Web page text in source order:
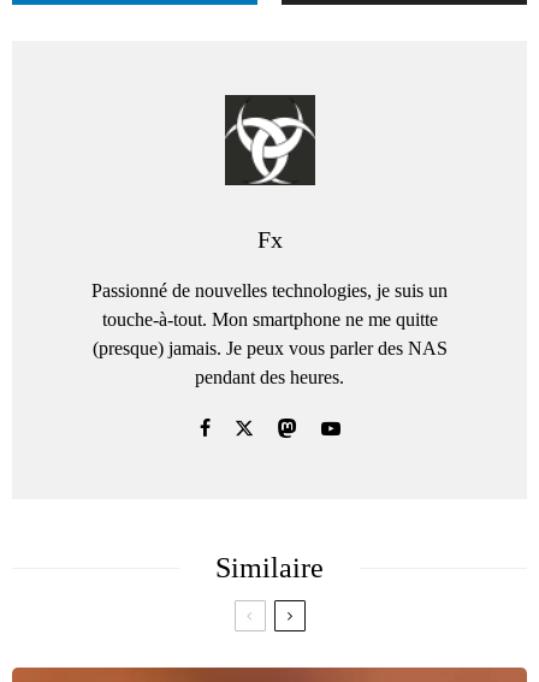
Fx
Passionné de nouvelles technologies, je suis un
touche-à-tout. Mon smartphone ne me quitte
(presque) jamais. Je peux vous parler des NAS
pendant des heures.
Similaire